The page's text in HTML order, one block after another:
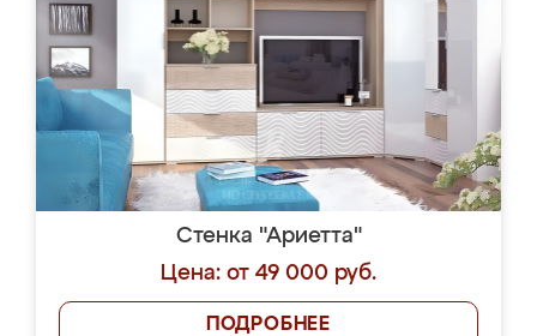
Стенка "Ариетта"
Цена: от 49 000 руб.
ПОДРОБНЕЕ